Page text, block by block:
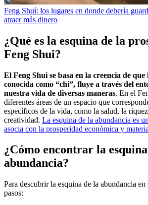
Feng Shuí: los lugares en donde debería
atraer más dinero
¿Qué es la esquina de la
Feng Shui?
El Feng Shui se basa en la creencia de
conocida como “chi”, fluye a través del
nuestra vida de diversas maneras. En el
diferentes áreas de un espacio que
específicos de la vida, como la salud, la
creatividad. La esquina de la abundancia es
asocia con la prosperidad económica y
¿Cómo encontrar la
abundancia?
Para descubrir la esquina de la abundancia en
pasos: